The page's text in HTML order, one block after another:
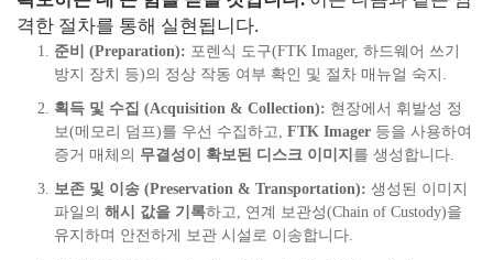
격한 절차를 통해 실현됩니다.
준비 (Preparation): 포렌식 도구(FTK Imager, 하드웨어 쓰기
방지 장치 등)의 정상 작동 여부 확인 및 절차 매뉴얼 숙지.
획득 및 수집 (Acquisition & Collection): 현장에서 휘발성 정
보(메모리 덤프)를 우선 수집하고, FTK Imager 등을 사용하여
증거 매체의 무결성이 확보된 디스크 이미지 를 생성합니다.
보존 및 이송 (Preservation & Transportation): 생성된 이미지
파일의 해시 값을 기록하고, 연계 보관성(Chain of Custody)을
유지하며 안전하게 보관 시설로 이송합니다.